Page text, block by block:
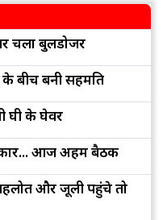
चला बुलडोजर
बीच बनी सहमति
घी के घेवर
आज अहम बैठक
और जूली पहुंचे तो